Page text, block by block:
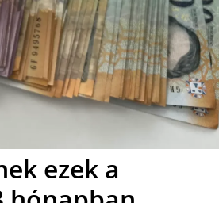
ezek a